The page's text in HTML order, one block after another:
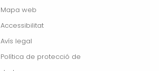
Mapa web
Accessibilitat
Avís legal
Política de protecció de